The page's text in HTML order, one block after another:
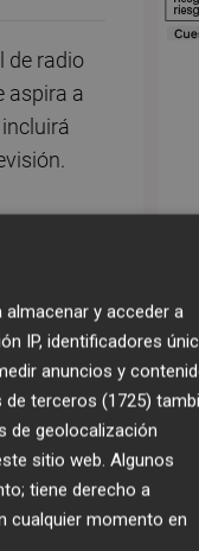
1Una
2El
3 El
de radio
aspira a
Corts,
ha
en la
podrá
en
y acceder a
IP, identificadores
anuncios y
de terceros (1725)
de geolocalización
sitio web. Algunos
tiene derecho a
cualquier momento en